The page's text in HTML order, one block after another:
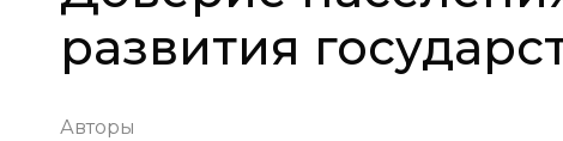
развития
Авторы